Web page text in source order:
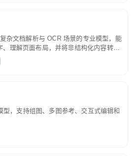
杂文档解析与 OCR 场景的专业模型，能
、理解页面布局，并将非结构化内容转换
的结构化结果。
，支持组图、多图参考、交互式编辑和